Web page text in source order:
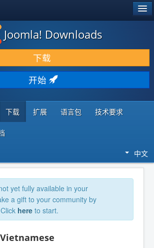
Joomla! Downloads
下载
开始
下载 扩展 语言包 技术要求
中文
yet fully available in your
a gift to your community by
here to start.